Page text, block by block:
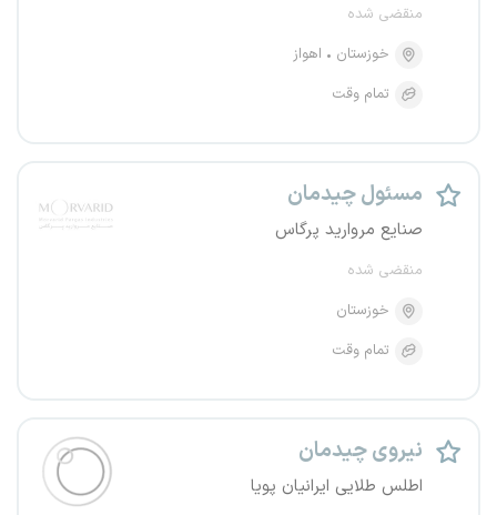
منقضی شده
خوزستان
اهواز
تمام وقت
مسئول چیدمان
صنایع مروارید پرگاس
منقضی شده
خوزستان
تمام وقت
نیروی چیدمان
اطلس طلایی ایرانیان پویا